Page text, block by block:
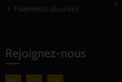
Paiements sécurisés
Rejoignez-nous